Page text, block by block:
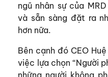
ngũ nhân sự của
và sẵn sàng đặt ra
hơn nữa.
Bên cạnh đó CEO
việc lựa chọn “Người